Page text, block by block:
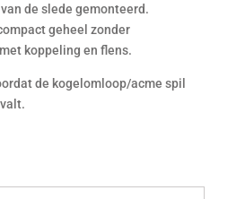
de slede gemonteerd.
geheel zonder
koppeling en flens.
de kogelomloop/acme spil